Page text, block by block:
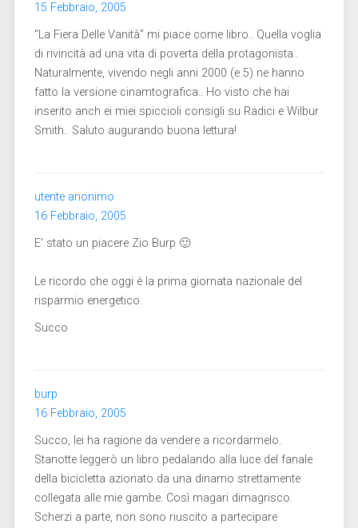
15 Febbraio, 2005
“La Fiera Delle Vanità” mi piace come libro.. Quella voglia
di rivincità ad una vita di poverta della protagonista..
Naturalmente, vivendo negli anni 2000 (e 5) ne hanno
fatto la versione cinamtografica.. Ho visto che hai
inserito anch ei miei spiccioli consigli su Radici e Wilbur
Smith.. Saluto augurando buona lettura!
utente anonimo
16 Febbraio, 2005
E’ stato un piacere Zio Burp 🙂
Le ricordo che oggi è la prima giornata nazionale del
risparmio energetico.
Succo
burp
16 Febbraio, 2005
Succo, lei ha ragione da vendere a ricordarmelo.
Stanotte leggerò un libro pedalando alla luce del fanale
della bicicletta azionato da una dinamo strettamente
collegata alle mie gambe. Così magari dimagrisco.
Scherzi a parte, non sono riuscito a partecipare